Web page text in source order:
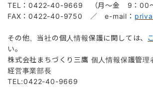
TEL：0422-40-9669 （月～金 9：00～
FAX：0422-40-9750 ／ e-mail：
その他、当社の個人情報保護に関しては、
い。
株式会社まちづくり三鷹 個人情報保護管理
経営事業部長
TEL:0422-40-9669